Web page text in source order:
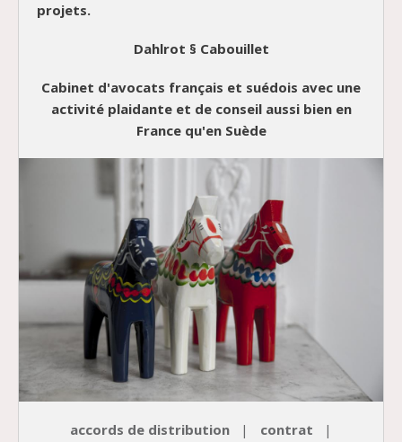
projets.
Dahlrot § Cabouillet
Cabinet d'avocats français et suédois avec une
activité plaidante et de conseil aussi bien en
France qu'en Suède
accords de distribution
contrat